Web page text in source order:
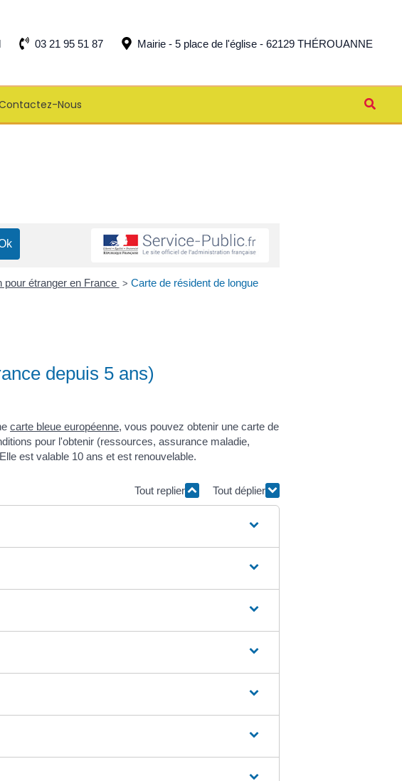
03 21 95 51 87 Mairie - 5 place de l'église - 62129 THÉROUANNE
Nous
pour étranger en France > Carte de résident de longue
depuis 5 ans)
carte bleue européenne, vous pouvez obtenir une carte de
pour l'obtenir (ressources, assurance maladie,
est valable 10 ans et est renouvelable.
Tout replier Tout déplier